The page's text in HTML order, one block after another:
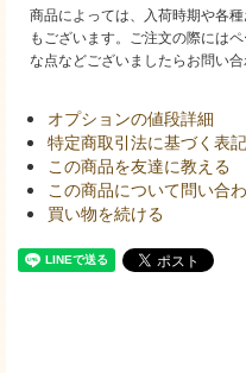
商品によっては、入荷時期や各
もございます。ご注文の際には
な点などございましたらお問い合
オプションの値段詳細
特定商取引法に基づく表記
この商品を友達に教える
この商品について問い合
買い物を続ける